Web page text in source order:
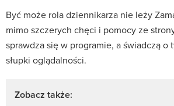
Być może rola dziennikarza nie leży
mimo szczerych chęci i pomocy ze
sprawdza się w programie, a świadczą o
słupki oglądalności.
Zobacz także: